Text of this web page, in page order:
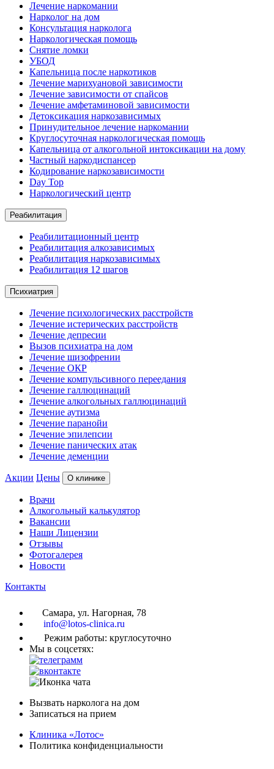
Лечение наркомании
Нарколог на дом
Консультация нарколога
Наркологическая помощь
Снятие ломки
УБОД
Капельница после наркотиков
Лечение марихуановой зависимости
Лечение зависимости от спайсов
Лечение амфетаминовой зависимости
Детоксикация наркозависимых
Принудительное лечение наркомании
Круглосуточная наркологическая помощь
Капельница от алкогольной интоксикации на дому
Частный наркодиспансер
Кодирование наркозависимости
Day Top
Наркологический центр
Реабилитация
Реабилитационный центр
Реабилитация алкозависимых
Реабилитация наркозависимых
Реабилитация 12 шагов
Психиатрия
Лечение психологических расстройств
Лечение истерических расстройств
Лечение депресии
Вызов психиатра на дом
Лечение шизофрении
Лечение ОКР
Лечение компульсивного переедания
Лечение галлюцинаций
Лечение алкогольных галлюцинаций
Лечение аутизма
Лечение паранойи
Лечение эпилепсии
Лечение панических атак
Лечение деменции
Акции Цены О клинике
Врачи
Алкогольный калькулятор
Вакансии
Наши Лицензии
Отзывы
Фотогалерея
Новости
Контакты
Самара, ул. Нагорная, 78
info@lotos-clinica.ru
Режим работы: круглосуточно
Мы в соцсетях:
Вызвать нарколога на дом
Записаться на прием
Клиника «Лотос»
Политика конфиденциальности